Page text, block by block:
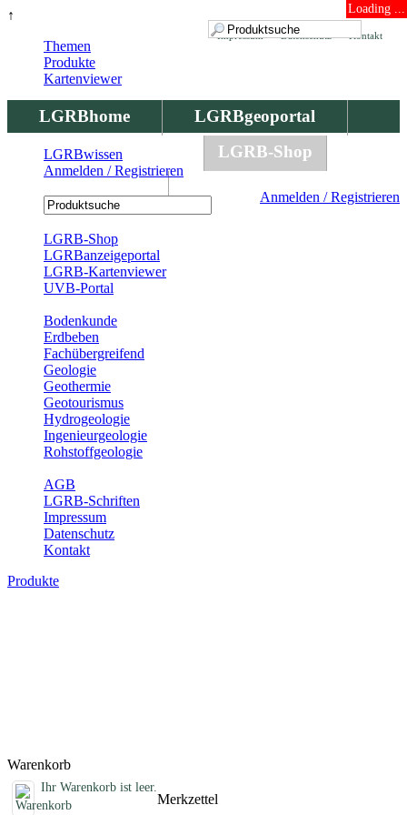
↑ Loading ...
Kontakt
Datenschutz
Impressum
LGRBhome
LGRBgeoportal
LGRBbohrungen
LGRB-Shop
Anmelden / Registrieren
Themen
Produkte
Kartenviewer
LGRBwissen
Anmelden / Registrieren
LGRB-Shop
LGRBanzeigeportal
LGRB-Kartenviewer
UVB-Portal
Bodenkunde
Erdbeben
Fachübergreifend
Geologie
Geothermie
Geotourismus
Hydrogeologie
Ingenieurgeologie
Rohstoffgeologie
AGB
LGRB-Schriften
Impressum
Datenschutz
Kontakt
Produkte
Warenkorb
Ihr Warenkorb ist leer.
Merkzettel